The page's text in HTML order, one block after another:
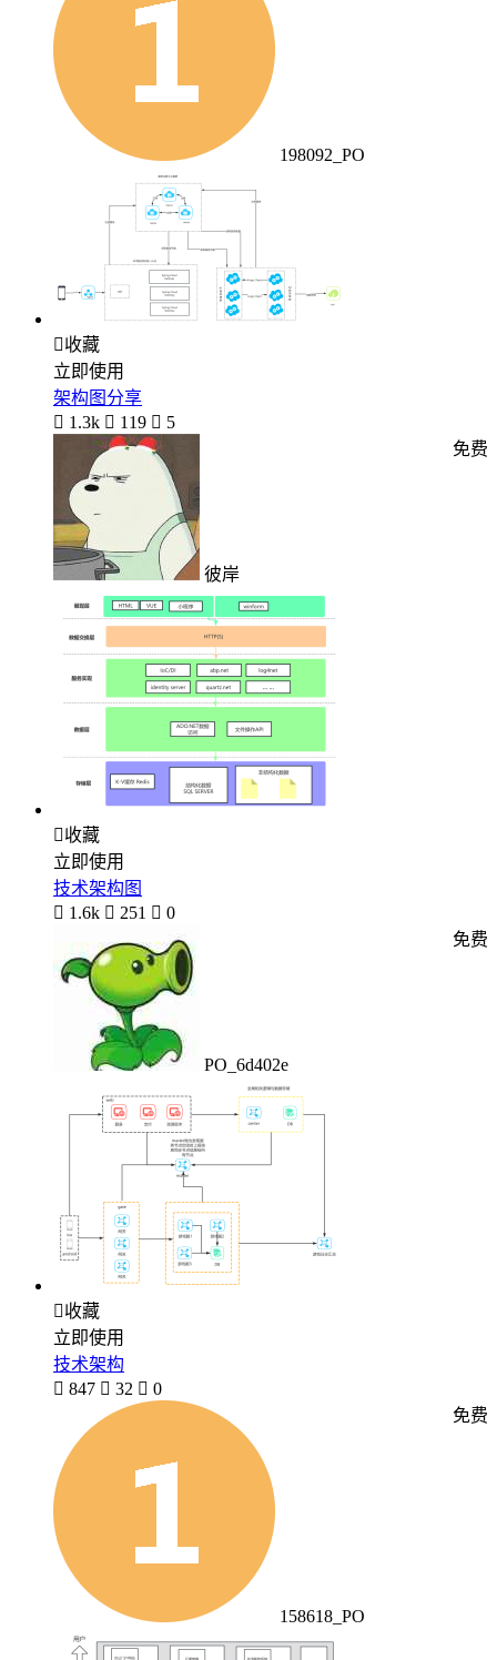
198092_PO
收藏
立即使用
架构图分享
 1.3k  119  5
彼岸
免费
收藏
立即使用
技术架构图
 1.6k  251  0
PO_6d402e
免费
收藏
立即使用
技术架构
 847  32  0
158618_PO
免费